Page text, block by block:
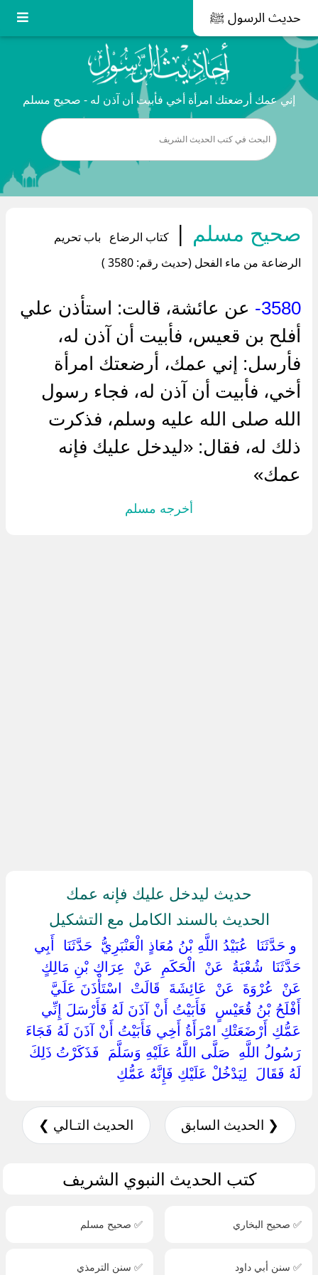
حديث الرسول ﷺ
إني عمك أرضعتك امرأة أخي فأبيت أن آذن له - صحيح مسلم
صحيح مسلم |
كتاب الرضاع باب تحريم
الرضاعة من ماء الفحل (حديث رقم: 3580 )
3580-
عن عائشة، قالت: استأذن علي
أفلح بن قعيس، فأبيت أن آذن له،
فأرسل: إني عمك، أرضعتك امرأة
أخي، فأبيت أن آذن له، فجاء رسول
الله صلى الله عليه وسلم، فذكرت
ذلك له، فقال: «ليدخل عليك فإنه
عمك»
أخرجه مسلم
حديث ليدخل عليك فإنه عمك
الحديث بالسند الكامل مع التشكيل
‏ ‏و حَدَّثَنَا ‏ ‏عُبَيْدُ اللَّهِ بْنُ مُعَاذٍ الْعَنْبَرِيُّ ‏ ‏حَدَّثَنَا ‏ ‏أَبِي ‏
‏حَدَّثَنَا ‏ ‏شُعْبَةُ ‏ ‏عَنْ ‏ ‏الْحَكَمِ ‏ ‏عَنْ ‏ ‏عِرَاكِ بْنِ مَالِكٍ ‏
‏عَنْ ‏ ‏عُرْوَةَ ‏ ‏عَنْ ‏ ‏عَائِشَةَ ‏ ‏قَالَتْ ‏ ‏اسْتَأْذَنَ عَلَيَّ ‏
‏أَفْلَحُ بْنُ قُعَيْسٍ ‏ ‏فَأَبَيْتُ أَنْ آذَنَ لَهُ فَأَرْسَلَ إِنِّي
عَمُّكِ أَرْضَعَتْكِ امْرَأَةُ أَخِي فَأَبَيْتُ أَنْ آذَنَ لَهُ فَجَاءَ
رَسُولُ اللَّهِ ‏ ‏صَلَّى اللَّهُ عَلَيْهِ وَسَلَّمَ ‏ ‏فَذَكَرْتُ ذَلِكَ
لَهُ فَقَالَ ‏ ‏لِيَدْخُلْ عَلَيْكِ فَإِنَّهُ عَمُّكِ ‏
❮ الحديث السابق الحديث التـالي ❯
كتب الحديث النبوي الشريف
✅ صحيح البخاري ✅ صحيح مسلم
✅ سنن أبي داود ✅ سنن الترمذي